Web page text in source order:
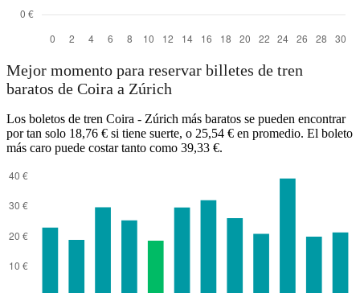
Mejor momento para reservar billetes de tren
baratos de Coira a Zúrich
Los boletos de tren Coira - Zúrich más baratos se pueden encontrar
por tan solo 18,76 € si tiene suerte, o 25,54 € en promedio. El boleto
más caro puede costar tanto como 39,33 €.